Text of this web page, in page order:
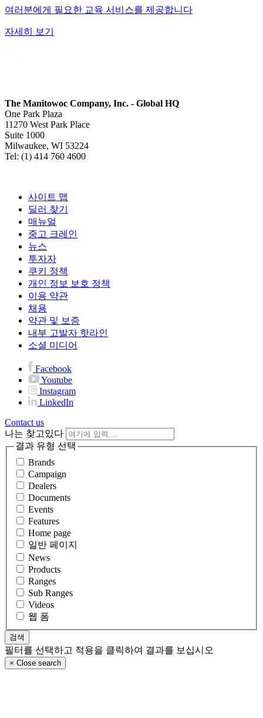
여러분에게 필요한 교육 서비스를 제공합니다
자세히 보기
The Manitowoc Company, Inc. - Global HQ
One Park Plaza
11270 West Park Place
Suite 1000
Milwaukee, WI 53224
Tel: (1) 414 760 4600
사이트 맵
딜러 찾기
매뉴얼
중고 크레인
뉴스
투자자
쿠키 정책
개인 정보 보호 정책
이용 약관
채용
약관 및 보증
내부 고발자 핫라인
소셜 미디어
Facebook
Youtube
Instagram
LinkedIn
Contact us
나는 찾고있다
결과 유형 선택
Brands
Campaign
Dealers
Documents
Events
Features
Home page
일반 페이지
News
Products
Ranges
Sub Ranges
Videos
웹 폼
필터를 선택하고 적용을 클릭하여 결과를 보십시오
× Close search